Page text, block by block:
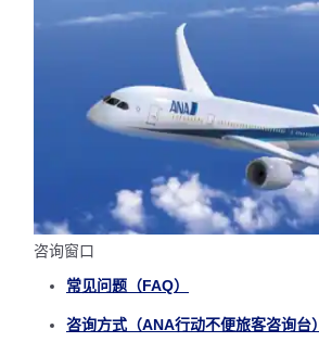
咨询窗口
常见问题（FAQ）
咨询方式（ANA行动不便旅客咨询台）